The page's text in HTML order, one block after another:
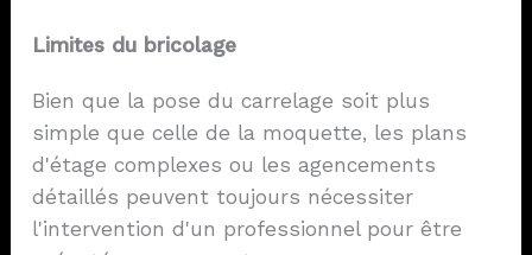
Limites du bricolage
Bien que la pose du carrelage soit plus
simple que celle de la moquette, les plans
d'étage complexes ou les agencements
détaillés peuvent toujours nécessiter
l'intervention d'un professionnel pour être